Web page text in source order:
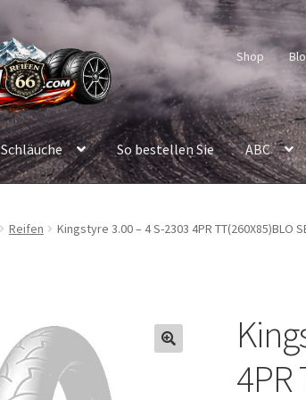
Shop
Schläuche So bestellen Sie ABC
Reifen Kingstyre 3.00 – 4 S-2303 4PR TT(260X85)BLO
4PR